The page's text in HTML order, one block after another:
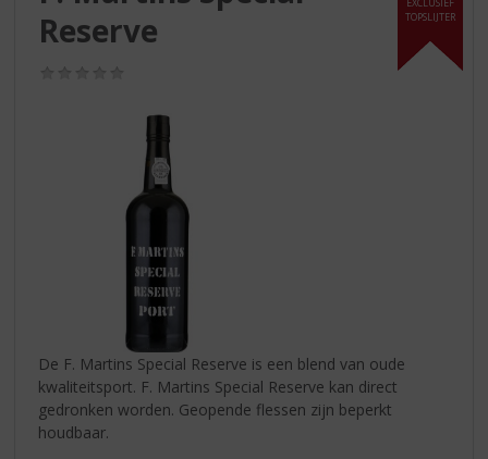
TOPSLIJTER
Reserve
De F. Martins Special Reserve is een blend van oude
kwaliteitsport. F. Martins Special Reserve kan direct
gedronken worden. Geopende flessen zijn beperkt
houdbaar.